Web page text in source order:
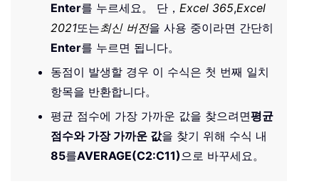
Enter를 누르세요。 단， Excel 365,Excel
2021또는최신 버전을 사용 중이라면 간단히
Enter를 누르면 됩니다。
동점이 발생할 경우 이 수식은 첫 번째 일치
항목을 반환합니다。
평균 점수에 가장 가까운 값을 찾으려면평균
점수와 가장 가까운 값을 찾기 위해 수식 내
85를AVERAGE(C2:C11)으로 바꾸세요。